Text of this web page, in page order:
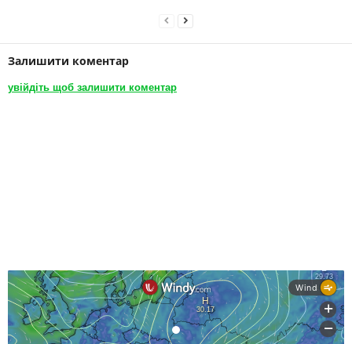
Залишити коментар
увійдіть щоб залишити коментар